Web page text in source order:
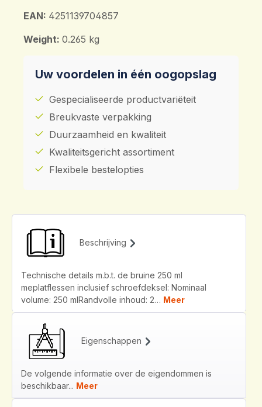
EAN: 4251139704857
Weight: 0.265 kg
Uw voordelen in één oogopslag
Gespecialiseerde productvariëteit
Breukvaste verpakking
Duurzaamheid en kwaliteit
Kwaliteitsgericht assortiment
Flexibele bestelopties
Beschrijving
Technische details m.b.t. de bruine 250 ml
meplatflessen inclusief schroefdeksel: Nominaal
volume: 250 mlRandvolle inhoud: 2… Meer
Eigenschappen
De volgende informatie over de eigendommen is
beschikbaar... Meer